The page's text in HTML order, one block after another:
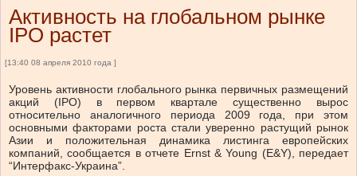
Активность на глобальном рынке
IPO растет
[13:40 08 апреля 2010 года ]
Уровень активности глобального рынка первичных размещений
акций (IPO) в первом квартале существенно вырос
относительно аналогичного периода 2009 года, при этом
основными факторами роста стали уверенно растущий рынок
Азии и положительная динамика листинга европейских
компаний, сообщается в отчете Ernst & Young (E&Y), передает
“Интерфакс-Украина”.